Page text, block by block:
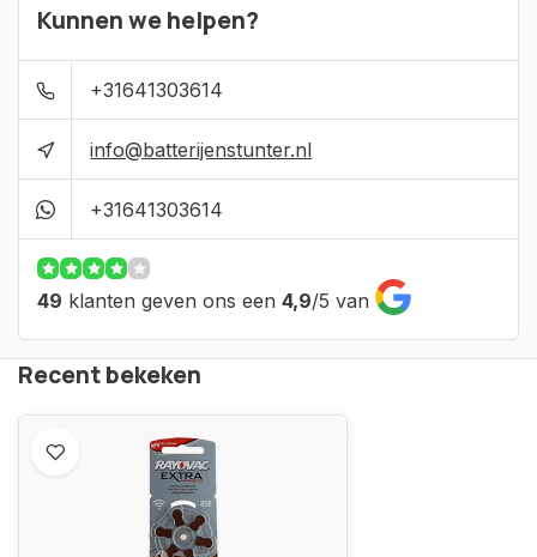
Kunnen we helpen?
+31641303614
info@batterijenstunter.nl
+31641303614
49 klanten geven ons een 4,9/5 van
Recent bekeken